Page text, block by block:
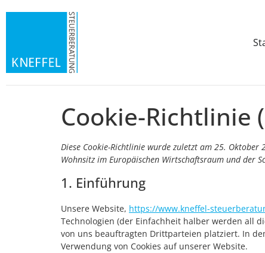
Cookie-Richtlinie
Diese Cookie-Richtlinie wurde zuletzt am 25.
Wohnsitz im Europäischen Wirtschaftsraum und der
1. Einführung
Unsere Website, https://www.kneffel-
Technologien (der Einfachheit halber werden all
von uns beauftragten Drittparteien platziert. In
Verwendung von Cookies auf unserer Website.